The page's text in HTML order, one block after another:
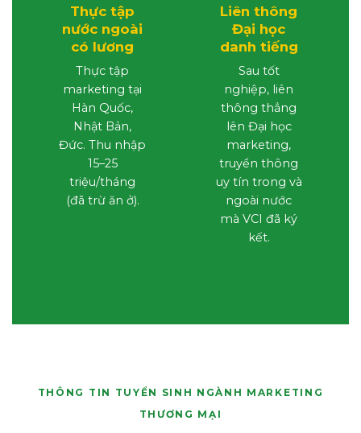
Thực tập
nước ngoài
có lương
Thực tập
marketing tại
Hàn Quốc,
Nhật Bản,
Đức. Thu nhập
15–25
triệu/tháng
(đã trừ ăn ở).
Liên thông
Đại học
danh tiếng
Sau tốt
nghiệp, liên
thông thẳng
lên Đại học
marketing,
truyền thông
uy tín trong và
ngoài nước
mà VCI đã ký
kết.
THÔNG TIN TUYỂN SINH NGÀNH MARKETING
THƯƠNG MẠI